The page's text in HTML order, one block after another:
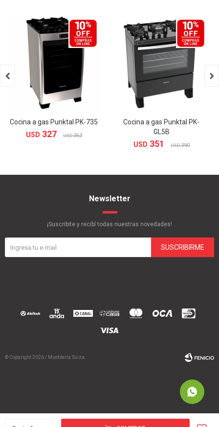
Cocina a gas Punktal PK-735
USD 327 USD 363
Cocina a gas Punktal PK-
GL5B
USD 351 USD 390
 
Newsletter
¡Suscribite y recibí todas nuestras novedades!
SUSCRIBIRME
© Copyright 2026 / Mueblería Suiza
Fenicio